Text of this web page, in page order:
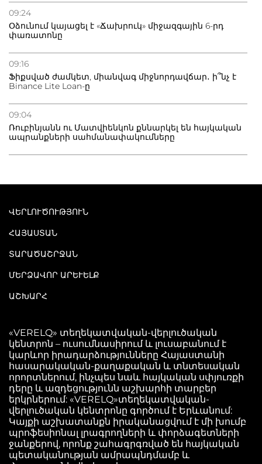
09:24
Օձունում կայացել է «Ճախրուկ» միջազգային 6-րդ
փառատոնը
09:16
Ֆիքսված ժամկետ, միանվագ միջնորդավճար․ ի՞նչ է
Binance Lite Loan-ը
09:04
Ռուբինյանն ու Մատվիենկոն քննարկել են հայկական
ապրանքների սահմանափակումները
ՎԵՐԼՈՒԾՈՒԹՅՈՒՆ
ՀԱՅԱՍՏԱՆ
ՏԱՐԱԾԱՇՐՋԱՆ
ՄԵՐՁԱՎՈՐ ԱՐԵՒԵԼՔ
ԱՇԽԱՐՀ
«VERELQ» տեղեկատվական-վերլուծական
կենտրոն – ուսումնասիրում և լուսաբանում է
կարևոր իրադարձությունները Հայաստանի
հասարակական-քաղաքական և տնտեսական
որորտներում, ինչպես նաև հայկական սփյուռքի
դերը և ազդեցությունն աշխարհի տարբեր
երկրներում: «VERELQ»տեղեկատվական-
վերլուծական կենտրոնը գործում է Երևանում:
Կայքի աշխատանքն իրականացվում է մի խումբ
պրոֆեսիոնալ լրագրողների և փորձագետների
ջանքերով, որոնք շահագրգռված են հայկական
պետականության ամրապնդմամբ և